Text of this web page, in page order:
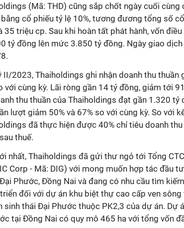
(Mã: THD) cũng sắp chốt ngày cuối cùng
cổ phiếu tỷ lệ 10%, tương đương tổng số
35 triệu cp. Sau khi hoàn tất phát hành, vốn
tỷ đồng lên mức 3.850 tỷ đồng. Ngày giao
II/2023, Thaiholdings ghi nhận doanh thu thuần
với cùng kỳ. Lãi ròng gần 14 tỷ đồng, giảm tới
thu thuần của Thaiholdings đạt gần 1.320 tỷ
lượt giảm 50% và 67% so với cùng kỳ. So với
đã thực hiện được 40% chỉ tiêu doanh thu
thuế.
nhất, Thaiholdings đã gửi thư ngỏ tới Tổng
Corp - Mã: DIG) với mong muốn hợp tác đầu
Phước, Đồng Nai và đang có nhu cầu tìm
đối với dự án khu biệt thự cao cấp ven sông
sinh thái Đại Phước thuộc PK2,3 của dự án. Dự
tại Đồng Nai có quy mô 465 ha với tổng vốn